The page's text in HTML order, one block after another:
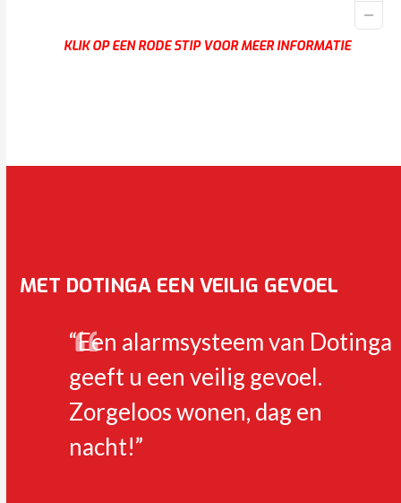
KLIK OP EEN RODE STIP VOOR MEER INFORMATIE
MET DOTINGA EEN VEILIG GEVOEL
“Een alarmsysteem van Dotinga
geeft u een veilig gevoel.
Zorgeloos wonen, dag en
nacht!”